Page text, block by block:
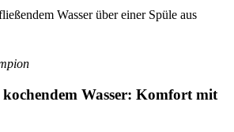
Wasser: Komfort mit